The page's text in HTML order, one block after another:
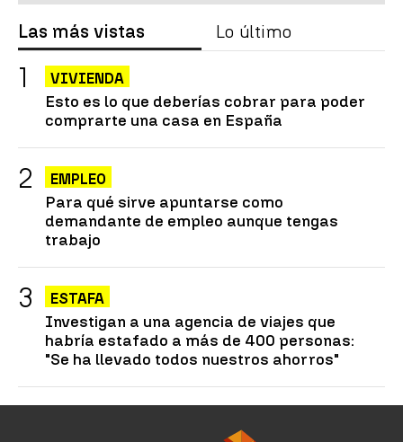
Las más vistas Lo último
VIVIENDA
Esto es lo que deberías cobrar para poder
comprarte una casa en España
EMPLEO
Para qué sirve apuntarse como
demandante de empleo aunque tengas
trabajo
ESTAFA
Investigan a una agencia de viajes que
habría estafado a más de 400 personas:
"Se ha llevado todos nuestros ahorros"